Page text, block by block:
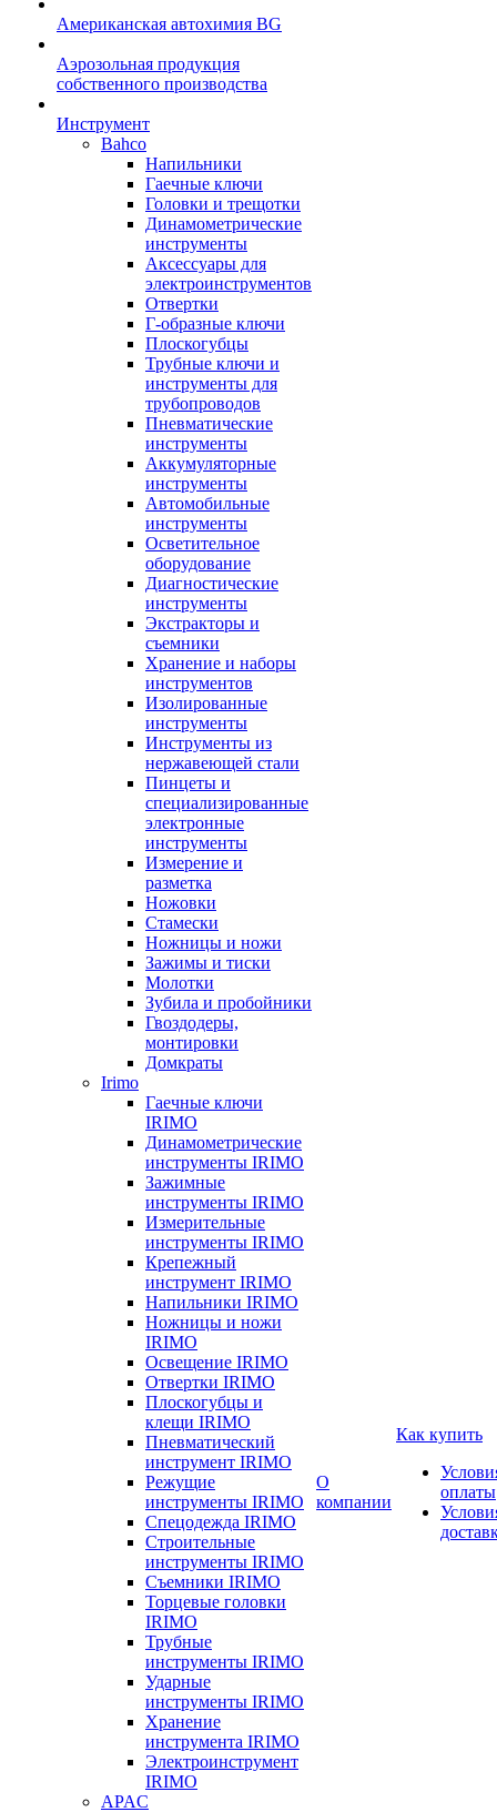
Американская автохимия BG
Аэрозольная продукция
собственного производства
Инструмент
Bahco
Напильники
Гаечные ключи
Головки и трещотки
Динамометрические
инструменты
Аксессуары для
электроинструментов
Отвертки
Г-образные ключи
Плоскогубцы
Трубные ключи и
инструменты для
трубопроводов
Пневматические
инструменты
Аккумуляторные
инструменты
Автомобильные
инструменты
Осветительное
оборудование
Диагностические
инструменты
Экстракторы и
съемники
Хранение и наборы
инструментов
Изолированные
инструменты
Инструменты из
нержавеющей стали
Пинцеты и
специализированные
электронные
инструменты
Измерение и
разметка
Ножовки
Стамески
Ножницы и ножи
Зажимы и тиски
Молотки
Зубила и пробойники
Гвоздодеры,
монтировки
Домкраты
Irimo
Гаечные ключи
IRIMO
Динамометрические
инструменты IRIMO
Зажимные
инструменты IRIMO
Измерительные
инструменты IRIMO
Крепежный
инструмент IRIMO
Напильники IRIMO
Ножницы и ножи
IRIMO
Освещение IRIMO
Отвертки IRIMO
Плоскогубцы и
клещи IRIMO
Пневматический
инструмент IRIMO
Режущие
инструменты IRIMO
Спецодежда IRIMO
Строительные
инструменты IRIMO
Съемники IRIMO
Торцевые головки
IRIMO
Трубные
инструменты IRIMO
Ударные
инструменты IRIMO
Хранение
инструмента IRIMO
Электроинструмент
IRIMO
APAC
О
компании
Как купить
оплаты